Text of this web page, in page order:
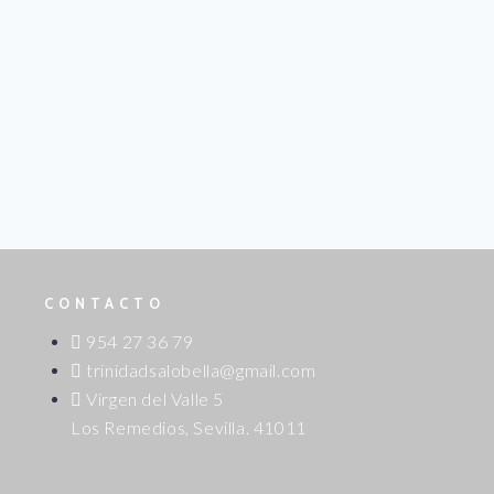
CONTACTO
954 27 36 79
trinidadsalobella@gmail.com
Virgen del Valle 5
Los Remedios, Sevilla. 41011